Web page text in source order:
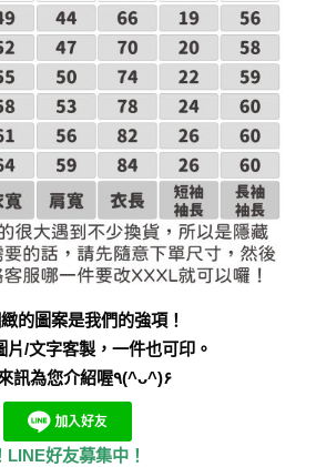
的圖案是我們的強項！
片/文字客製，一件也可印。
歡迎來訊為您介紹喔٩(^ᴗ^)۶
LINE好友募集中！